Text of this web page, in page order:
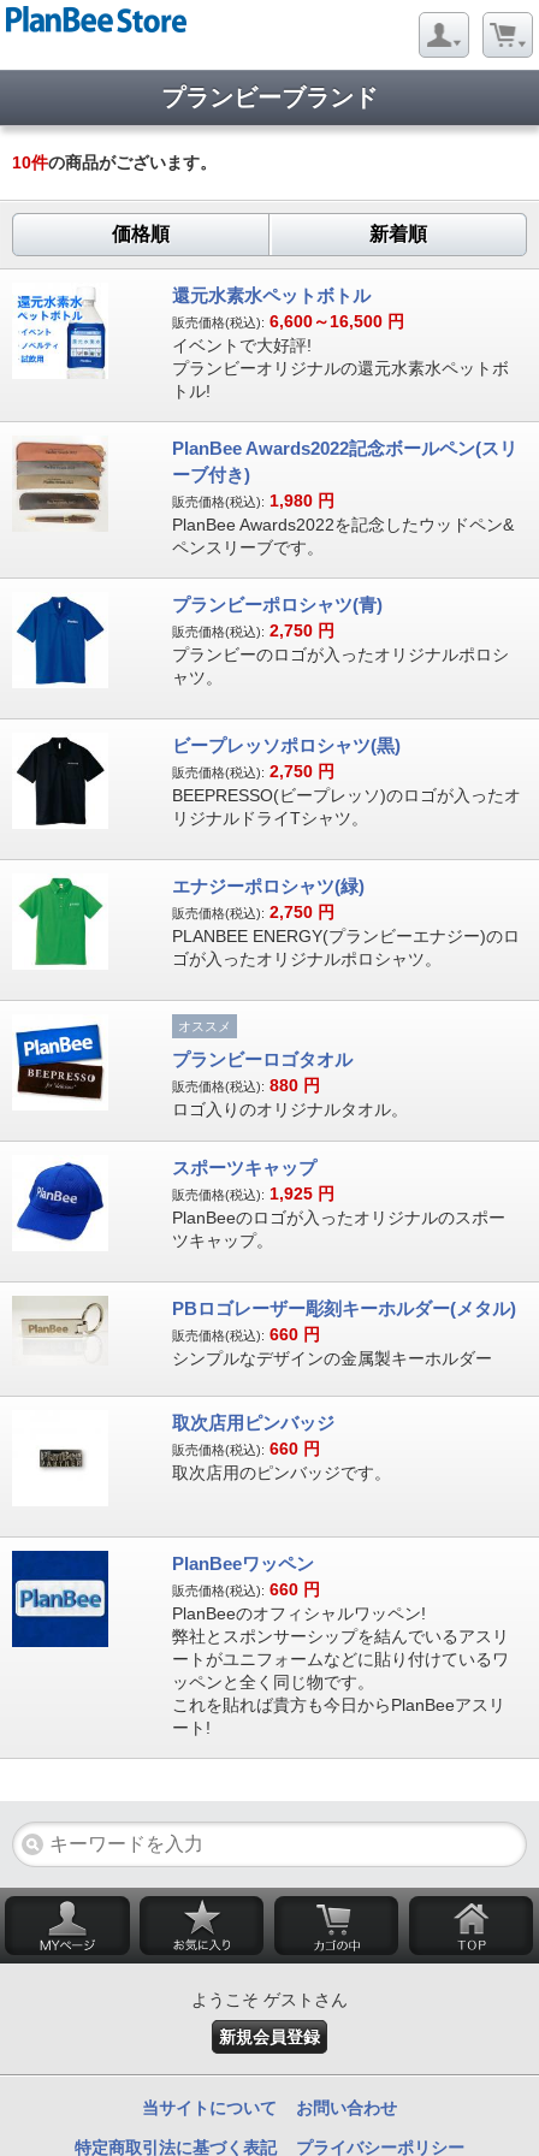
プランビーブランド
10件の商品がございます。
価格順 新着順
還元水素水ペットボトル
販売価格(税込): 6,600～16,500 円
イベントで大好評!
プランビーオリジナルの還元水素水ペットボ
トル!
PlanBee Awards2022記念ボールペン(スリ
ーブ付き)
販売価格(税込): 1,980 円
PlanBee Awards2022を記念したウッドペン&
ペンスリーブです。
プランビーポロシャツ(青)
販売価格(税込): 2,750 円
プランビーのロゴが入ったオリジナルポロシ
ャツ。
ビープレッソポロシャツ(黒)
販売価格(税込): 2,750 円
BEEPRESSO(ビープレッソ)のロゴが入ったオ
リジナルドライTシャツ。
エナジーポロシャツ(緑)
販売価格(税込): 2,750 円
PLANBEE ENERGY(プランビーエナジー)のロ
ゴが入ったオリジナルポロシャツ。
オススメ
プランビーロゴタオル
販売価格(税込): 880 円
ロゴ入りのオリジナルタオル。
スポーツキャップ
販売価格(税込): 1,925 円
PlanBeeのロゴが入ったオリジナルのスポー
ツキャップ。
PBロゴレーザー彫刻キーホルダー(メタル)
販売価格(税込): 660 円
シンプルなデザインの金属製キーホルダー
取次店用ピンバッジ
販売価格(税込): 660 円
取次店用のピンバッジです。
PlanBeeワッペン
販売価格(税込): 660 円
PlanBeeのオフィシャルワッペン!
弊社とスポンサーシップを結んでいるアスリ
ートがユニフォームなどに貼り付けているワ
ッペンと全く同じ物です。
これを貼れば貴方も今日からPlanBeeアスリ
ート!
ようこそ ゲストさん
新規会員登録
当サイトについて お問い合わせ
特定商取引法に基づく表記 プライバシーポリシー